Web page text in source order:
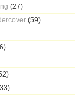
(27)
(59)